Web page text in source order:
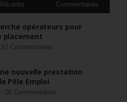
Récents Commentaires
opérateurs pour
placement
52 Commentaires
nouvelle prestation
Pôle Emploi
26 Commentaires